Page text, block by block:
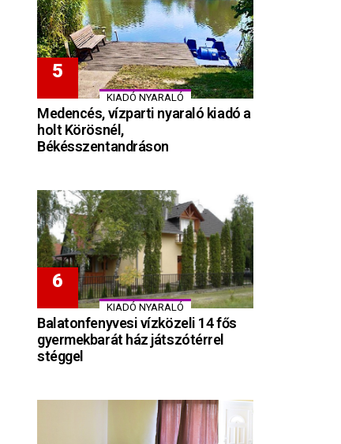
KIADÓ NYARALÓ
Medencés, vízparti nyaraló kiadó a
holt Körösnél,
Békésszentandráson
KIADÓ NYARALÓ
Balatonfenyvesi vízközeli 14 fős
gyermekbarát ház játszótérrel
stéggel